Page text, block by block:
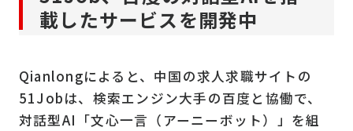
載したサービスを開発中
Qianlongによると、中国の求人求職サイトの
51Jobは、検索エンジン大手の百度と協働で、
対話型AI「文心一言（アーニーボット）」を組